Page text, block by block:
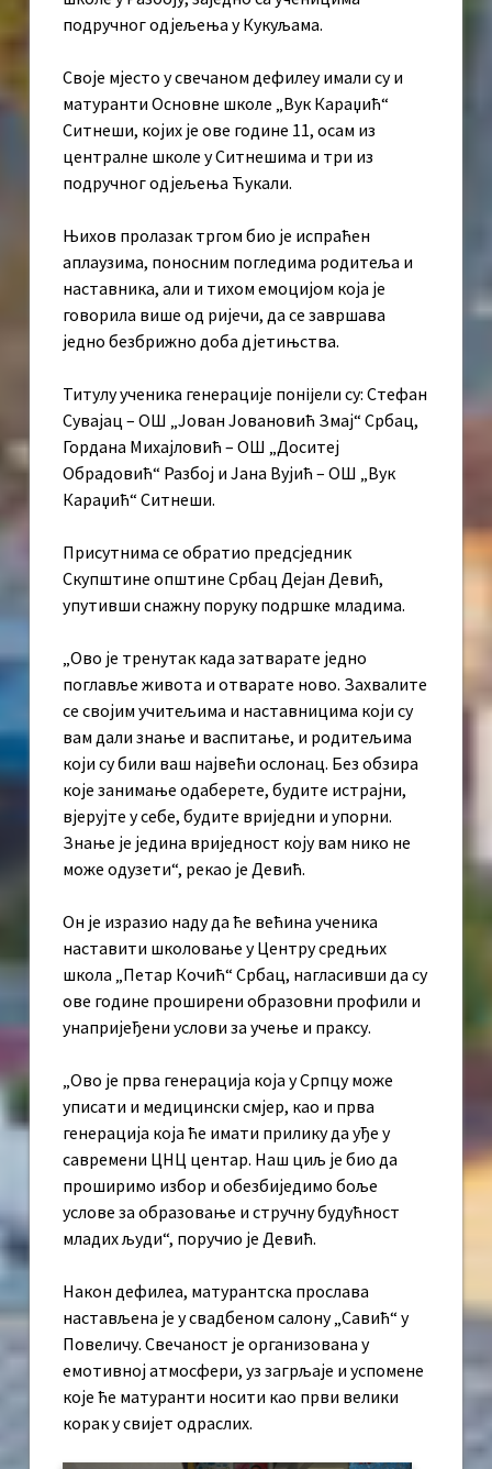
подручног одјељења у Кукуљама.
Своје мјесто у свечаном дефилеу имали су и
матуранти Основне школе „Вук Караџић“
Ситнеши, којих је ове године 11, осам из
централне школе у Ситнешима и три из
подручног одјељења Ћукали.
Њихов пролазак тргом био је испраћен
аплаузима, поносним погледима родитеља и
наставника, али и тихом емоцијом која је
говорила више од ријечи, да се завршава
једно безбрижно доба дјетињства.
Титулу ученика генерације понijели су: Стефан
Сувајац – ОШ „Јован Јовановић Змај“ Србац,
Гордана Михајловић – ОШ „Доситеј
Обрадовић“ Разбој и Јана Вујић – ОШ „Вук
Караџић“ Ситнеши.
Присутнима се обратио предсједник
Скупштине општине Србац Дејан Дeвић,
упутивши снажну поруку подршке младима.
„Ово је тренутак када затварате једно
поглавље живота и отварате ново. Захвалите
се својим учитељима и наставницима који су
вам дали знање и васпитање, и родитељима
који су били ваш највећи ослонац. Без обзира
које занимање одаберете, будите истрајни,
вјерујте у себе, будите вриједни и упорни.
Знање је једина вриједност коју вам нико не
може одузети“, рекао је Девић.
Он је изразио наду да ће већина ученика
наставити школовање у Центру средњих
школа „Петар Кочић“ Србац, нагласивши да су
ове године проширени образовни профили и
унапријеђени услови за учење и праксу.
„Ово је прва генерација која у Српцу може
уписати и медицински смјер, као и прва
генерација која ће имати прилику да уђе у
савремени ЦНЦ центар. Наш циљ је био да
проширимо избор и обезбиједимо боље
услове за образовање и стручну будућност
младих људи“, поручио је Девић.
Након дефилеа, матурантска прослава
настављена је у свaдбеном салону „Савић“ у
Повеличу. Свечаност је организована у
емотивној атмосфери, уз загрљаје и успомене
које ће матуранти носити као први велики
корак у свијет одраслих.